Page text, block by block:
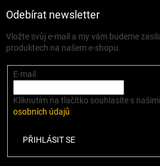
Odebírat newsletter
Vložte svůj e-mail a my vám budeme
produktech na našem e-shopu.
E-mail
Kliknutím na tlačítko souhlasíte s našimi
osobních údajů.
PŘIHLÁSIT SE